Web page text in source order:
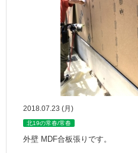
2018.07.23 (月)
北19の常春/常春
外壁 MDF合板張りです。